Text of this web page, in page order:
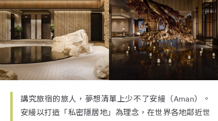
講究旅宿的旅人，夢想清單上少不了安縵（Aman）。
安縵以打造「私密隱居地」為理念，在世界各地鄰近世